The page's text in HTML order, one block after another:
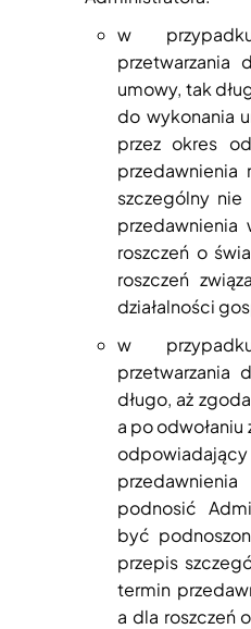
w
przetwarzania
umowy, tak
do wykonania
przez okres
przedawnienia
szczególny
roszczeń o
roszczeń
działalności
w
przetwarzania
długo, aż
a po odwołaniu
podnosić
być
przepis
termin
a dla roszczeń